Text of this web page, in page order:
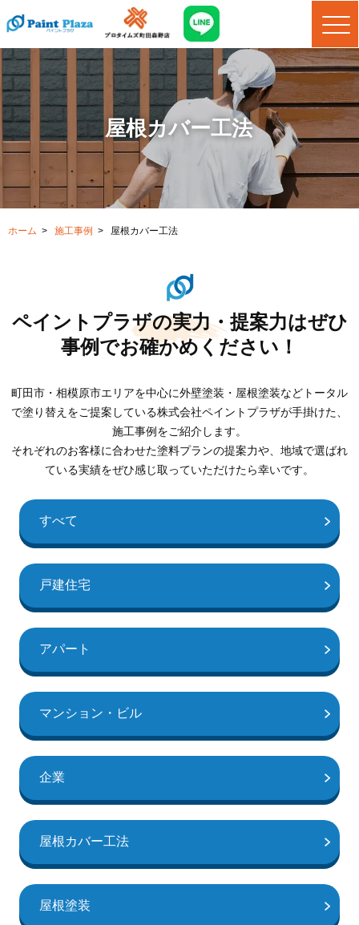
屋根カバー工法
ホーム > 施工事例 > 屋根カバー工法
ペイントプラザの実力・提案力はぜひ
事例でお確かめください！
町田市・相模原市エリアを中心に外壁塗装・屋根塗装などトータル
で塗り替えをご提案している株式会社ペイントプラザが手掛けた、
施工事例をご紹介します。
それぞれのお客様に合わせた塗料プランの提案力や、地域で選ばれ
ている実績をぜひ感じ取っていただけたら幸いです。
すべて
戸建住宅
アパート
マンション・ビル
企業
屋根カバー工法
屋根塗装